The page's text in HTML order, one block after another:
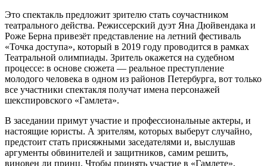
Это спектакль предложит зрителю стать соучастником
театрального действа. Режиссерский дуэт Яна Дюйвендака и
Роже Берна привезёт представление на летний фестиваль
«Точка доступа», который в 2019 году проводится в рамках
Театральной олимпиады. Зритель окажется на судебном
процессе: в основе сюжета — реальное преступление
молодого человека в одном из районов Петербурга, вот только
все участники спектакля получат имена персонажей
шекспировского «Гамлета».
В заседании примут участие и профессиональные актеры, и
настоящие юристы. А зрителям, которых выберут случайно,
предстоит стать присяжными заседателями и, выслушав
аргументы обвинителей и защитников, самим решить,
виновен ли принц. Чтобы принять участие в «Гамлете»,